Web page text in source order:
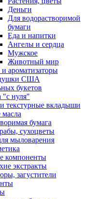
Деньги
Для водорастворимой
бумаги
Еда и напитки
Ангелы и сердца
Мужское
Животный мир
ароматизаторы
США
букетов
"с нуля"
текстурные вкладыши
бумага
сухоцветы
мыловарения
компоненты
экстракты
загустители